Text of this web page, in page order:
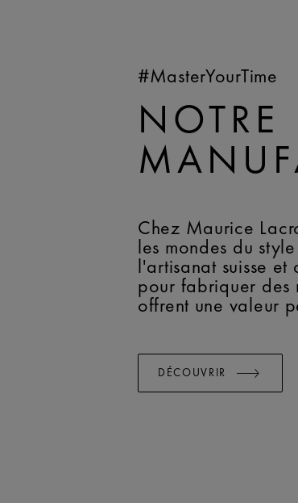
#MasterYourTime
NOTRE
Chez Maurice
les mondes du
l'artisanat suisse
pour fabriquer des
offrent une valeur
DÉCOUVRIR